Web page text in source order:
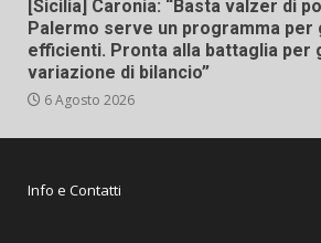
[Sicilia] Caronia: “Basta valzer di
Palermo serve un programma
efficienti. Pronta alla battaglia per
variazione di bilancio”
6 Agosto 2026
Info e Contatti